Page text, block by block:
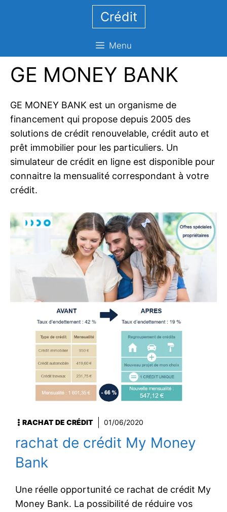
Crédit
Menu
GE MONEY BANK
GE MONEY BANK est un organisme de
financement qui propose depuis 2005 des
solutions de crédit renouvelable, crédit auto et
prêt immobilier pour les particuliers. Un
simulateur de crédit en ligne est disponible pour
connaitre la mensualité correspondant à votre
crédit.
RACHAT DE CRÉDIT 01/06/2020
rachat de crédit My Money
Bank
Une réelle opportunité ce rachat de crédit My
Money Bank. La possibilité de réduire vos